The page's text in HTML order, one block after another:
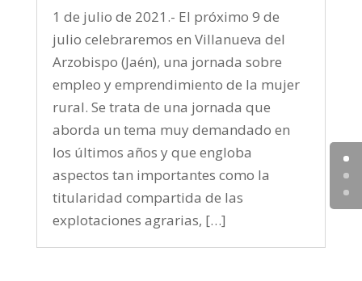
1 de julio de 2021.- El próximo 9 de
julio celebraremos en Villanueva del
Arzobispo (Jaén), una jornada sobre
empleo y emprendimiento de la mujer
rural. Se trata de una jornada que
aborda un tema muy demandado en
los últimos años y que engloba
aspectos tan importantes como la
titularidad compartida de las
explotaciones agrarias, […]